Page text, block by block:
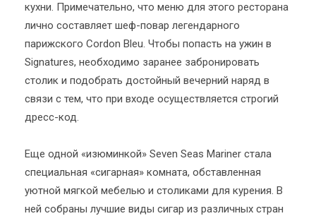
кухни. Примечательно, что меню для этого ресторана
лично составляет шеф-повар легендарного
парижского Cordon Bleu. Чтобы попасть на ужин в
Signatures, необходимо заранее забронировать
столик и подобрать достойный вечерний наряд в
связи с тем, что при входе осуществляется строгий
дресс-код.
Еще одной «изюминкой» Seven Seas Mariner стала
специальная «сигарная» комната, обставленная
уютной мягкой мебелью и столиками для курения. В
ней собраны лучшие виды сигар из различных стран